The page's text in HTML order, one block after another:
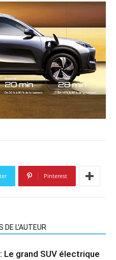
Pinterest
DE L'AUTEUR
Le grand SUV électrique